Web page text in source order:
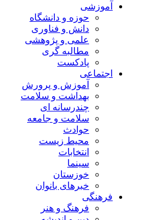
آموزشی
حوزه و دانشگاه
دانش و فناوری
علمی و پژوهشی
مطالبه گری
پادکست
اجتماعی
آموزش و پرورش
بهداشت و سلامت
چندرسانه ای
سلامت و جامعه
حوادث
محیط زیست
انتخابات
سینما
خوزستان
خبرهای بانوان
فرهنگی
فرهنگ و هنر